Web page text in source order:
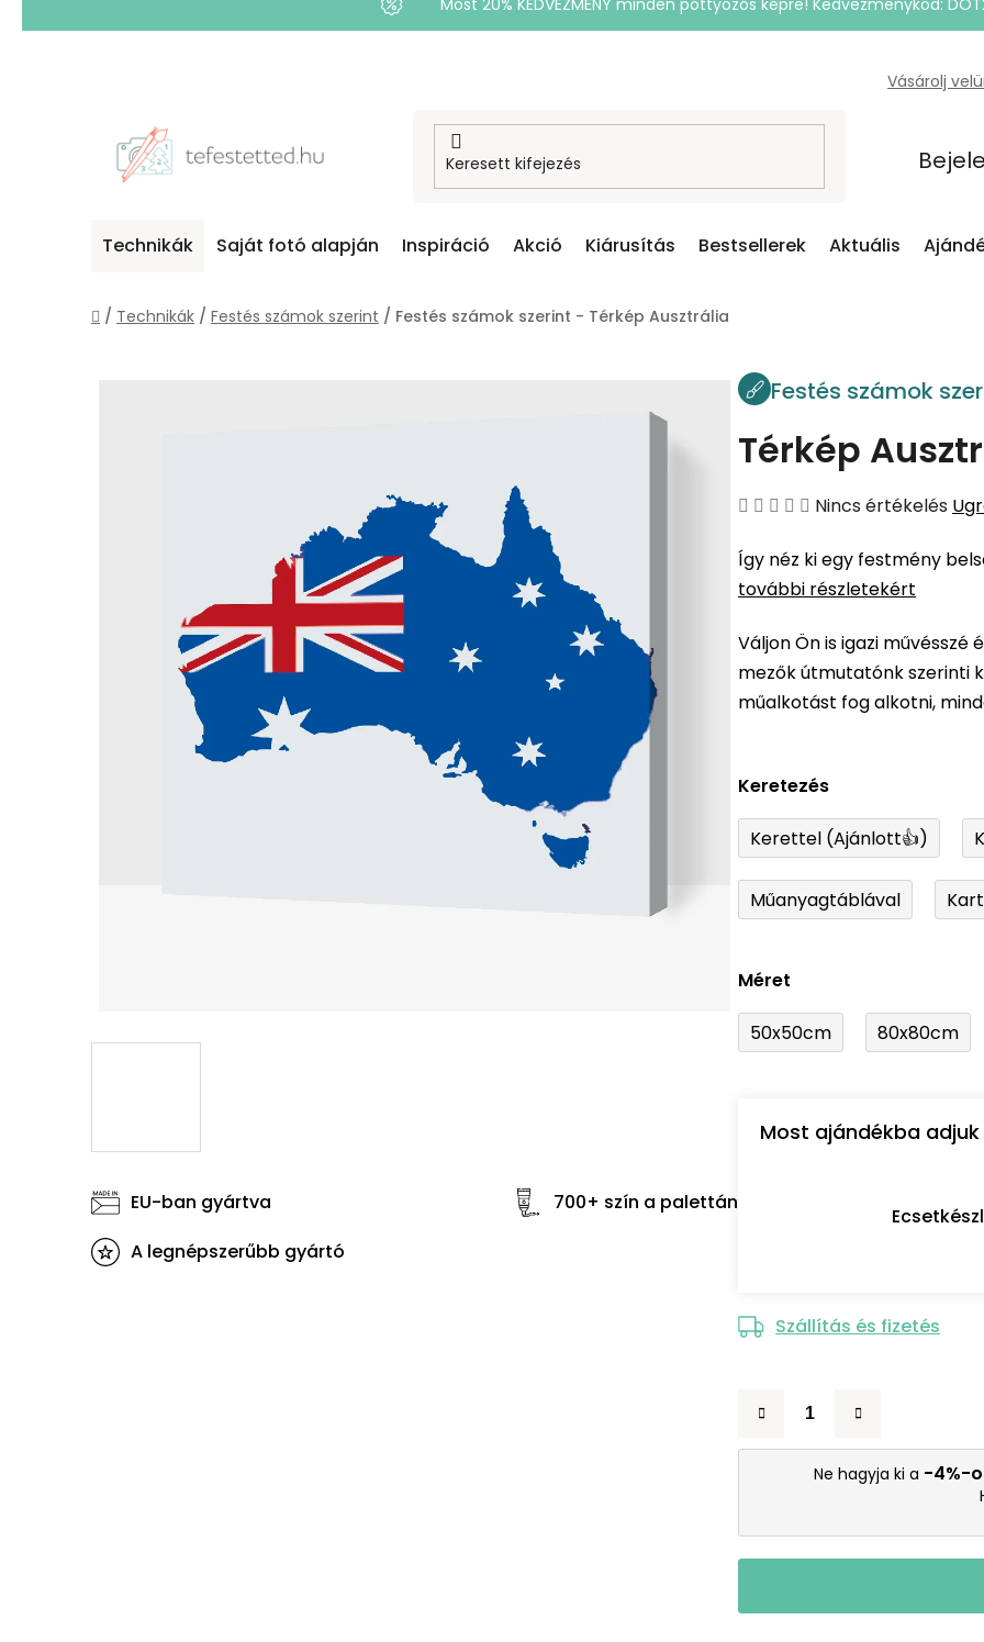
Most 20% KEDVEZMÉNY minden pöttyözős képre! Kedvezménykód:
Vásárolj
Technikák Saját fotó alapján Inspiráció Akció Kiárusítás Bestsellerek Aktuális
Kezdőlap
/ Technikák / Festés számok szerint / Festés számok szerint - Térkép Ausztrália
Festés számok
Térkép
A
átlagos
értékelése
ből
0,0
csillag.
Nincs értékelés
Így néz ki egy festmény
további részletekért
Váljon Ön is igazi
mezők útmutatónk szerinti
műalkotást fog alkotni,
Keretezés
Kerettel (Ajánlott👍)
Műanyagtáblával
Méret
50x50cm 80x80cm
Most ajándékba
Szállítás és fizetés
Ne hagyja ki a -4%-
EU-ban gyártva
700+ szín a palettán
A legnépszerűbb gyártó